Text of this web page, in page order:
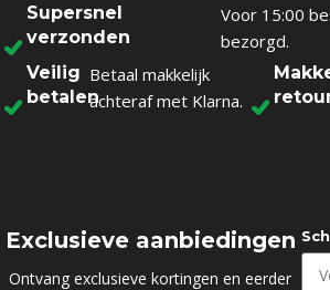
Supersnel
verzonden
Voor 15:00
bezorgd.
Veilig
betalen
Betaal makkelijk
achteraf met Klarna.
Exclusieve aanbiedingen
Ontvang exclusieve kortingen en eerder